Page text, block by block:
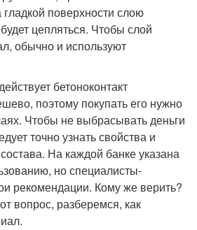
гладкой поверхности слою
цепляться. Чтобы слой
обычно и используют
бетоноконтакт
поэтому покупать его нужно
Чтобы не выбрасывать деньги
точно узнать свойства и
На каждой банке указана
но специалисты-
рекомендации. Кому же верить?
вопрос, разберемся, как